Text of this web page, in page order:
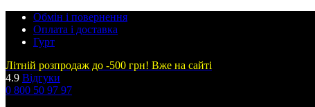
Обмін і повернення
Оплата і доставка
Гурт
Літній розпродаж до -500 грн! Вже на сайті
4.9 Відгуки
0 800 50 97 97